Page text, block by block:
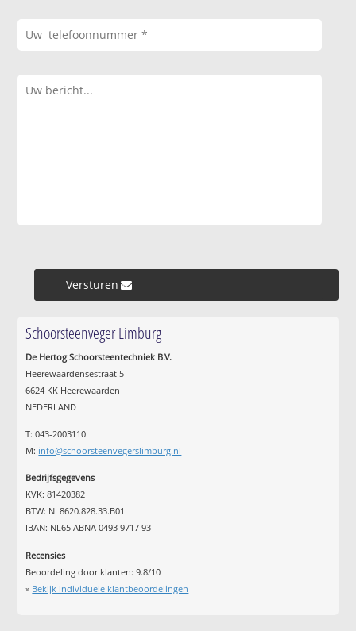
Versturen »
Schoorsteenveger Limburg
De Hertog Schoorsteentechniek B.V.
Heerewaardensestraat 5
6624 KK Heerewaarden
NEDERLAND
T: 043-2003110
M: info@schoorsteenvegerslimburg.nl
Bedrijfsgegevens
KVK: 81420382
BTW: NL8620.828.33.B01
IBAN: NL65 ABNA 0493 9717 93
Recensies
Beoordeling door klanten:9.8/10
» Bekijk individuele klantbeoordelingen